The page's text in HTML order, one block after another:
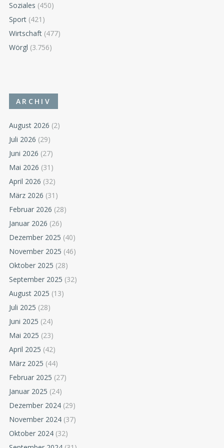
Soziales (450)
Sport (421)
Wirtschaft (477)
Wörgl (3.756)
ARCHIV
August 2026 (2)
Juli 2026 (29)
Juni 2026 (27)
Mai 2026 (31)
April 2026 (32)
März 2026 (31)
Februar 2026 (28)
Januar 2026 (26)
Dezember 2025 (40)
November 2025 (46)
Oktober 2025 (28)
September 2025 (32)
August 2025 (13)
Juli 2025 (28)
Juni 2025 (24)
Mai 2025 (23)
April 2025 (42)
März 2025 (44)
Februar 2025 (27)
Januar 2025 (24)
Dezember 2024 (29)
November 2024 (37)
Oktober 2024 (32)